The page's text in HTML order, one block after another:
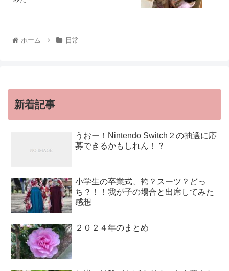
ホーム 日常
新着記事
うおー！Nintendo Switch２の抽選に応
募できるかもしれん！？
小学生の卒業式、袴？スーツ？どっ
ち？！！我が子の場合と出席してみた
感想
２０２４年のまとめ